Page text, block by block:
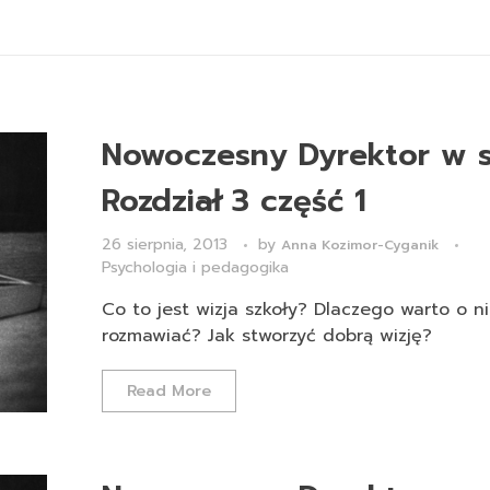
Nowoczesny Dyrektor w
Rozdział 3 część 1
26 sierpnia, 2013 by Anna Kozimor-Cyganik
Psychologia i pedagogika
Co to jest wizja szkoły? Dlaczego warto o
rozmawiać? Jak stworzyć dobrą wizję?
Read More